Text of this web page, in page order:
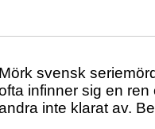
Mörk svensk
infinner sig en
inte klarat av.